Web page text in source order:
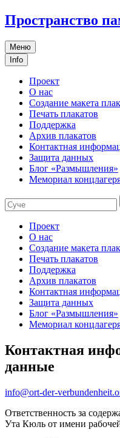
Пространство
Меню
Info
Проект
О нас
Создание макета
Печать плакатов
Поддержка
Архив плакатов
Контактная
Защита данных
Блог «Размышления»
Мемориал
Проект
О нас
Создание макета
Печать плакатов
Поддержка
Архив плакатов
Контактная
Защита данных
Блог «Размышления»
Мемориал
Контактная
данные
info@ort-der-
Ответственность за
Ута Кюль от имени